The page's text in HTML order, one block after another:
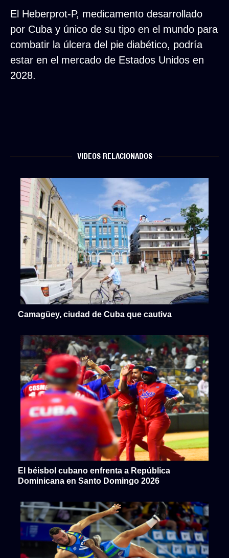
El Heberprot-P, medicamento desarrollado
por Cuba y único de su tipo en el mundo para
combatir la úlcera del pie diabético, podría
estar en el mercado de Estados Unidos en
2028.
VIDEOS RELACIONADOS
Camagüey, ciudad de Cuba que cautiva
El béisbol cubano enfrenta a República
Dominicana en Santo Domingo 2026